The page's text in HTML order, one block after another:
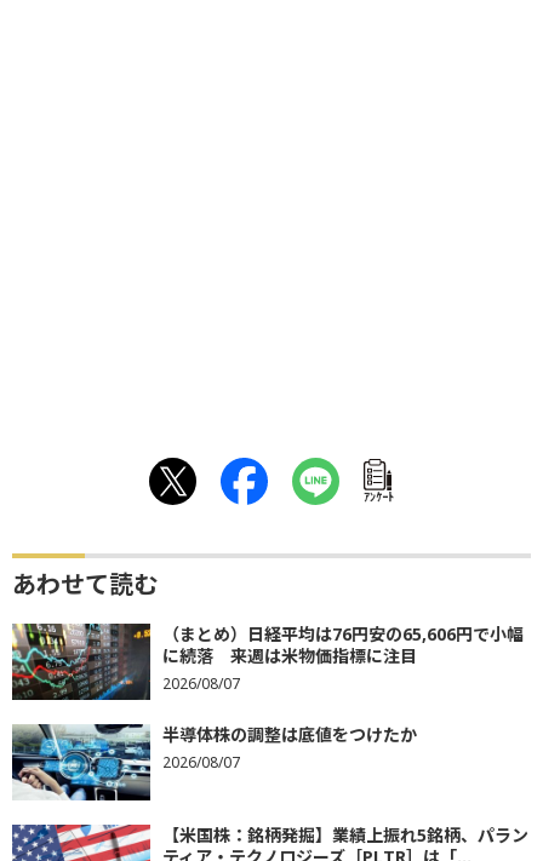
ｱﾝｹｰﾄ
あわせて読む
（まとめ）日経平均は76円安の65,606円で小幅
に続落 来週は米物価指標に注目
2026/08/07
半導体株の調整は底値をつけたか
2026/08/07
【米国株：銘柄発掘】業績上振れ5銘柄、パラン